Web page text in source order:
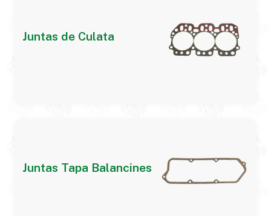
Juntas de Culata
Juntas Tapa Balancines